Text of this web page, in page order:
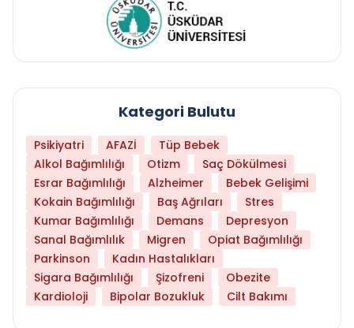
Kategori Bulutu
Psikiyatri AFAZİ
Tüp Bebek
Alkol Bağımlılığı
Otizm
Saç Dökülmesi
Esrar Bağımlılığı
Alzheimer
Bebek Gelişimi
Kokain Bağımlılığı
Baş Ağrıları
Stres
Kumar Bağımlılığı
Demans
Depresyon
Sanal Bağımlılık
Migren
Opiat Bağımlılığı
Parkinson
Kadın Hastalıkları
Sigara Bağımlılığı
Şizofreni
Obezite
Kardioloji
Bipolar Bozukluk Cilt Bakımı